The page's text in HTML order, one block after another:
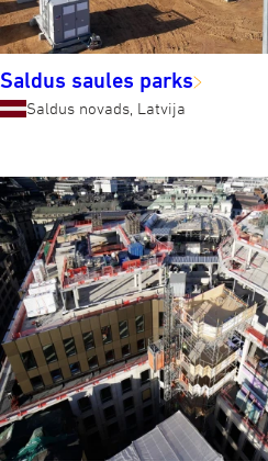
Saldus saules parks
Saldus novads, Latvija